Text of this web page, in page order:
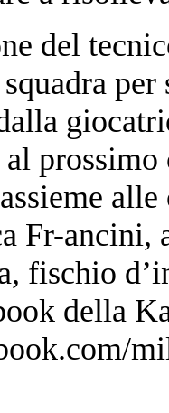
del
Fr-
fischio
della